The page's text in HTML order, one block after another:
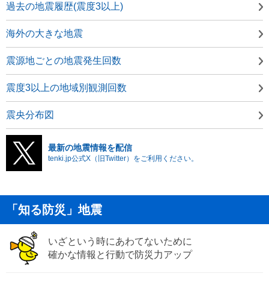
過去の地震履歴(震度3以上)
海外の大きな地震
震源地ごとの地震発生回数
震度3以上の地域別観測回数
震央分布図
最新の地震情報を配信
tenki.jp公式X（旧Twitter）をご利用ください。
「知る防災」地震
いざという時にあわてないために
確かな情報と行動で防災力アップ